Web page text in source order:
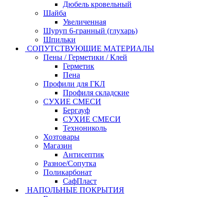
Дюбель кровельный
Шайба
Увеличенная
Шуруп 6-гранный (глухарь)
Шпильки
СОПУТСТВУЮЩИЕ МАТЕРИАЛЫ
Пены / Герметики / Клей
Герметик
Пена
Профили для ГКЛ
Профиля складские
СУХИЕ СМЕСИ
Бергауф
СУХИЕ СМЕСИ
Технониколь
Хозтовары
Магазин
Антисептик
Разное/Сопутка
Поликарбонат
СафПласт
НАПОЛЬНЫЕ ПОКРЫТИЯ